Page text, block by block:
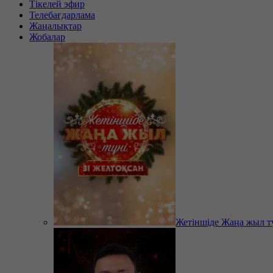
Тікелей эфир
Телебағдарлама
Жаңалықтар
Жобалар
Жетіншіде Жаңа жыл